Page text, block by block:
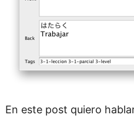
En este post quiero